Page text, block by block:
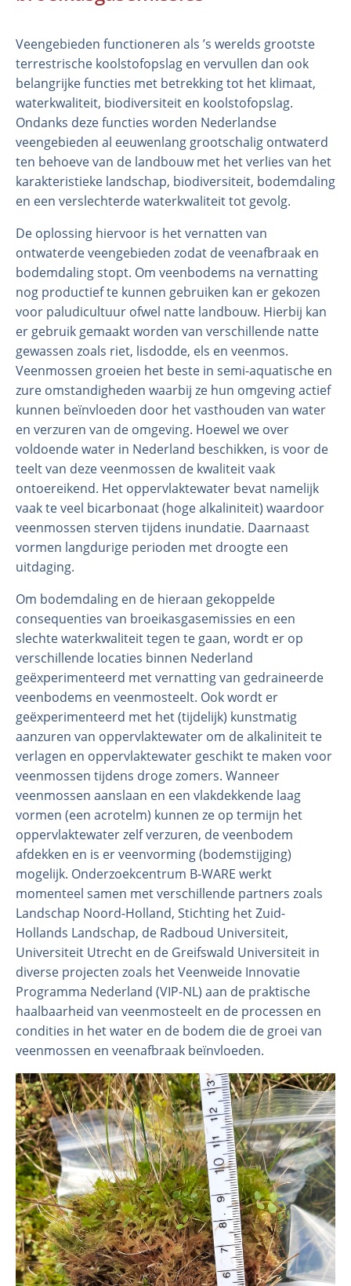
Organisatie
Laboratorium
Veld- en laboratoriumexperimenten
Veldwerkzaamheden
Veengebieden functioneren als ’s werelds grootste
terrestrische koolstofopslag en vervullen dan ook
belangrijke functies met betrekking tot het klimaat,
waterkwaliteit, biodiversiteit en koolstofopslag.
Ondanks deze functies worden Nederlandse
veengebieden al eeuwenlang grootschalig ontwaterd
ten behoeve van de landbouw met het verlies van het
karakteristieke landschap, biodiversiteit, bodemdaling
en een verslechterde waterkwaliteit tot gevolg.
De oplossing hiervoor is het vernatten van
ontwaterde veengebieden zodat de veenafbraak en
bodemdaling stopt. Om veenbodems na vernatting
nog productief te kunnen gebruiken kan er gekozen
voor paludicultuur ofwel natte landbouw. Hierbij kan
er gebruik gemaakt worden van verschillende natte
gewassen zoals riet, lisdodde, els en veenmos.
Veenmossen groeien het beste in semi-aquatische en
zure omstandigheden waarbij ze hun omgeving actief
kunnen beïnvloeden door het vasthouden van water
en verzuren van de omgeving. Hoewel we over
voldoende water in Nederland beschikken, is voor de
teelt van deze veenmossen de kwaliteit vaak
ontoereikend. Het oppervlaktewater bevat namelijk
vaak te veel bicarbonaat (hoge alkaliniteit) waardoor
veenmossen sterven tijdens inundatie. Daarnaast
vormen langdurige perioden met droogte een
uitdaging.
Om bodemdaling en de hieraan gekoppelde
consequenties van broeikasgasemissies en een
slechte waterkwaliteit tegen te gaan, wordt er op
verschillende locaties binnen Nederland
geëxperimenteerd met vernatting van gedraineerde
veenbodems en veenmosteelt. Ook wordt er
geëxperimenteerd met het (tijdelijk) kunstmatig
aanzuren van oppervlaktewater om de alkaliniteit te
verlagen en oppervlaktewater geschikt te maken voor
veenmossen tijdens droge zomers. Wanneer
veenmossen aanslaan en een vlakdekkende laag
vormen (een acrotelm) kunnen ze op termijn het
oppervlaktewater zelf verzuren, de veenbodem
afdekken en is er veenvorming (bodemstijging)
mogelijk. Onderzoekcentrum B-WARE werkt
momenteel samen met verschillende partners zoals
Landschap Noord-Holland, Stichting het Zuid-
Hollands Landschap, de Radboud Universiteit,
Universiteit Utrecht en de Greifswald Universiteit in
diverse projecten zoals het Veenweide Innovatie
Programma Nederland (VIP-NL) aan de praktische
haalbaarheid van veenmosteelt en de processen en
condities in het water en de bodem die de groei van
veenmossen en veenafbraak beïnvloeden.